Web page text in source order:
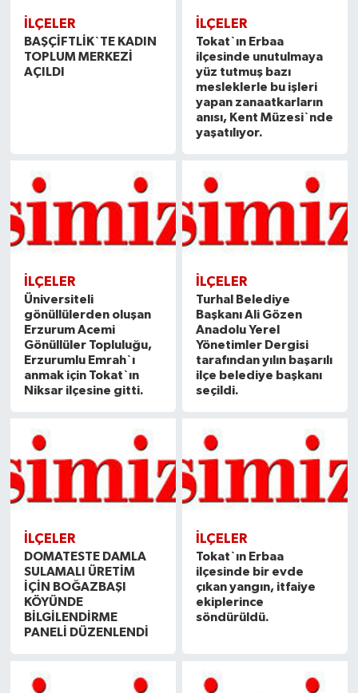
İLÇELER
BAŞÇİFTLİK`TE KADIN
TOPLUM MERKEZİ
AÇILDI
İLÇELER
Tokat`ın Erbaa
ilçesinde unutulmaya
yüz tutmuş bazı
mesleklerle bu işleri
yapan zanaatkarların
anısı, Kent Müzesi`nde
yaşatılıyor.
İLÇELER
Üniversiteli
gönüllülerden oluşan
Erzurum Acemi
Gönüllüler Topluluğu,
Erzurumlu Emrah`ı
anmak için Tokat`ın
Niksar ilçesine gitti.
İLÇELER
Turhal Belediye
Başkanı Ali Gözen
Anadolu Yerel
Yönetimler Dergisi
tarafından yılın başarılı
ilçe belediye başkanı
seçildi.
İLÇELER
DOMATESTE DAMLA
SULAMALI ÜRETİM
İÇİN BOĞAZBAŞI
KÖYÜNDE
BİLGİLENDİRME
PANELİ DÜZENLENDİ
İLÇELER
Tokat`ın Erbaa
ilçesinde bir evde
çıkan yangın, itfaiye
ekiplerince
söndürüldü.